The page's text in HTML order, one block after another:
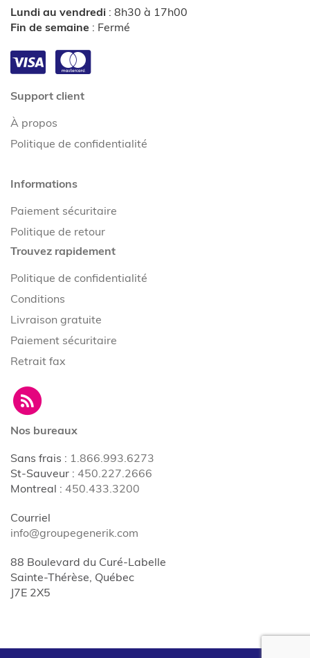
Lundi au vendredi : 8h30 à 17h00
Fin de semaine : Fermé
Support client
À propos
Politique de confidentialité
Informations
Paiement sécuritaire
Politique de retour
Trouvez rapidement
Politique de confidentialité
Conditions
Livraison gratuite
Paiement sécuritaire
Retrait fax
Nos bureaux
Sans frais : 1.866.993.6273
St-Sauveur : 450.227.2666
Montreal : 450.433.3200
Courriel
info@groupegenerik.com
88 Boulevard du Curé-Labelle
Sainte-Thérèse, Québec
J7E 2X5